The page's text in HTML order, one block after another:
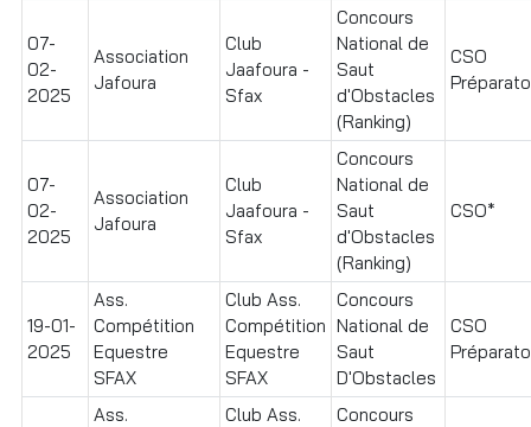
07-
02-
2025
Association
Jafoura
Club
Jaafoura -
Sfax
Concours
National de
Saut
d'Obstacles
(Ranking)
CSO
07-
02-
2025
Association
Jafoura
Club
Jaafoura -
Sfax
Concours
National de
Saut
d'Obstacles
(Ranking)
CSO*
19-01-
2025
Ass.
Compétition
Equestre
SFAX
Club Ass.
Compétition
Equestre
SFAX
Concours
National de
Saut
D'Obstacles
CSO
Ass.
Club Ass.
Concours